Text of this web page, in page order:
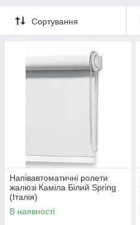
Сортування
Напівавтоматичні ролети
жалюзі Каміла Білий Spring
(Італія)
В наявності